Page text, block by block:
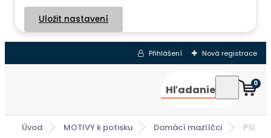
Uložit nastavení
Přihlášení Nová registrace
Hľadanie 0
Úvod MOTIVY k potisku Domácí mazlíčci PSI